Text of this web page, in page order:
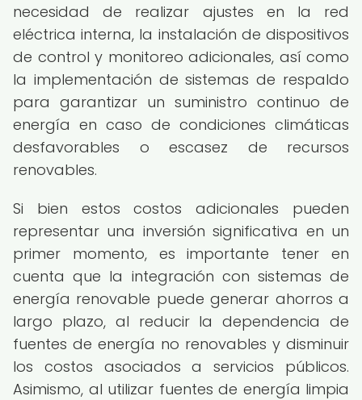
necesidad de realizar ajustes en la red
eléctrica interna, la instalación de dispositivos
de control y monitoreo adicionales, así como
la implementación de sistemas de respaldo
para garantizar un suministro continuo de
energía en caso de condiciones climáticas
desfavorables o escasez de recursos
renovables.
Si bien estos costos adicionales pueden
representar una inversión significativa en un
primer momento, es importante tener en
cuenta que la integración con sistemas de
energía renovable puede generar ahorros a
largo plazo, al reducir la dependencia de
fuentes de energía no renovables y disminuir
los costos asociados a servicios públicos.
Asimismo, al utilizar fuentes de energía limpia